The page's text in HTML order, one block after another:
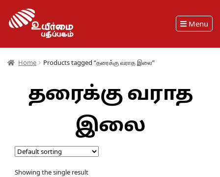
Menu
Home Products tagged “தரைக்கு வராத இலை”
தரைக்கு வராத
இலை
Showing the single result